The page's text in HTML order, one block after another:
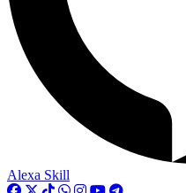
Alexa Skill